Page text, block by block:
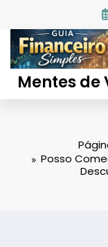
conteúdo
Mentes de
Posso